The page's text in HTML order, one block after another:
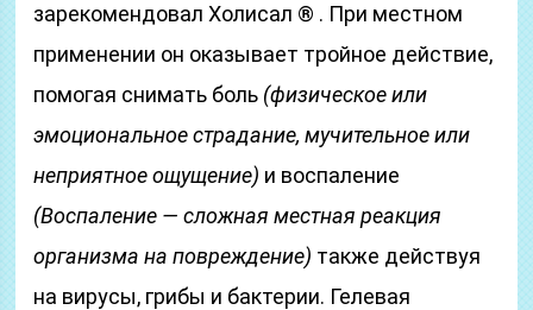
зарекомендовал Холисал ® . При местном
применении он оказывает тройное действие,
помогая снимать боль (физическое или
эмоциональное страдание, мучительное или
неприятное ощущение) и воспаление
(Воспаление — сложная местная реакция
организма на повреждение) также действуя
на вирусы, грибы и бактерии. Гелевая